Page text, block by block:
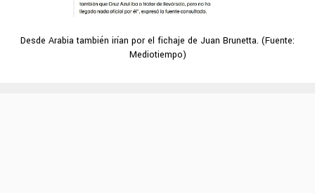
Desde Arabia también irían por el fichaje de Juan Brunetta. (Fuente:
Mediotiempo)